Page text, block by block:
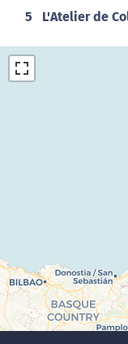
5 L'Atelier de